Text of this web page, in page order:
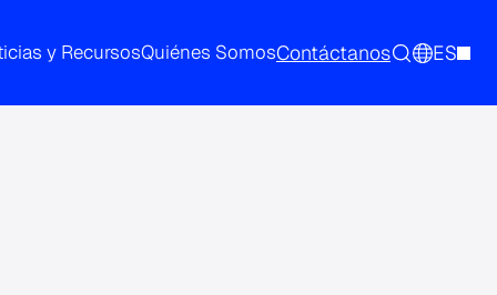
y RecursosQuiénes SomosContáctanos ES